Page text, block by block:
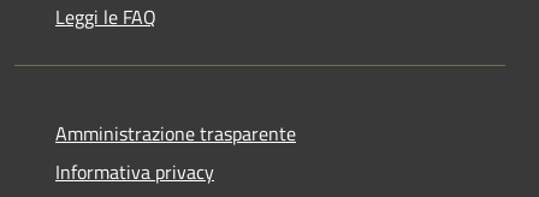
Leggi le FAQ
Amministrazione trasparente
Informativa privacy